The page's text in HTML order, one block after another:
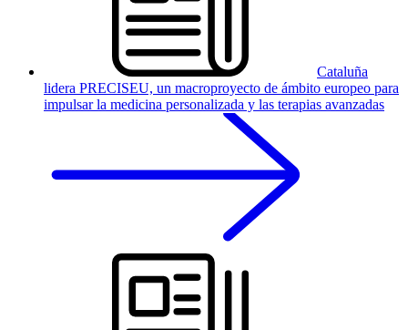
Cataluña
lidera PRECISEU, un macroproyecto de ámbito europeo para
impulsar la medicina personalizada y las terapias avanzadas